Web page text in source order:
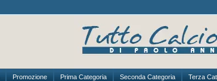
Promozione Prima Categoria Seconda Categoria Terza